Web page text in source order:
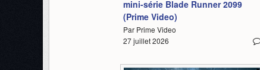
mini-série Blade Runner 2099
(Prime Video)
Par Prime Video
27 juillet 2026